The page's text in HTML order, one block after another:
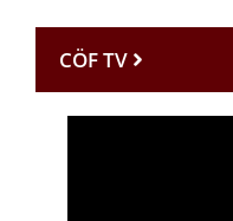
CÖF TV